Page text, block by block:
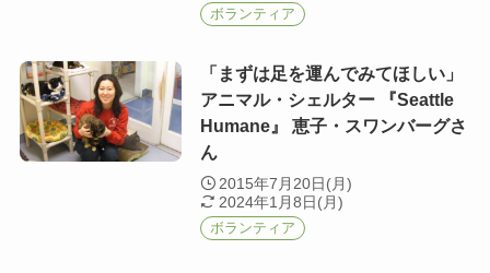
ボランティア
「まずは足を運んでみてほしい」
アニマル・シェルター 『Seattle
Humane』 恵子・スワンバーグさ
ん
2015年7月20日(月)
2024年1月8日(月)
ボランティア